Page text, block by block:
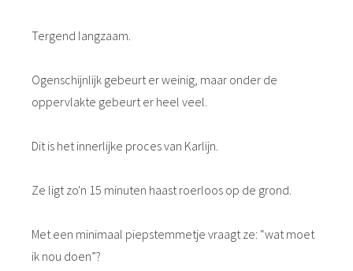
Tergend langzaam.
Ogenschijnlijk gebeurt er weinig, maar onder de
oppervlakte gebeurt er heel veel.
Dit is het innerlijke proces van Karlijn.
Ze ligt zo'n 15 minuten haast roerloos op de grond.
Met een minimaal piepstemmetje vraagt ze: “wat moet
ik nou doen”?